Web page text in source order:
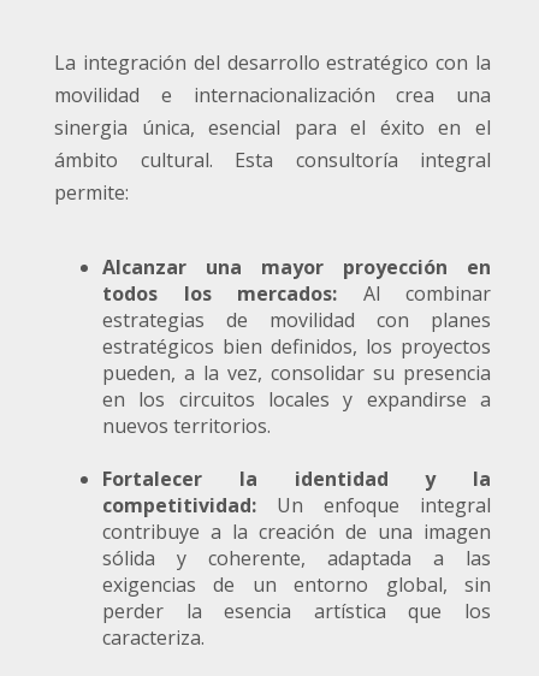
La integración del desarrollo estratégico con la
movilidad e internacionalización crea una
sinergia única, esencial para el éxito en el
ámbito cultural. Esta consultoría integral
permite:
Alcanzar una mayor proyección en
todos los mercados: Al combinar
estrategias de movilidad con planes
estratégicos bien definidos, los proyectos
pueden, a la vez, consolidar su presencia
en los circuitos locales y expandirse a
nuevos territorios.
Fortalecer la identidad y la
competitividad: Un enfoque integral
contribuye a la creación de una imagen
sólida y coherente, adaptada a las
exigencias de un entorno global, sin
perder la esencia artística que los
caracteriza.